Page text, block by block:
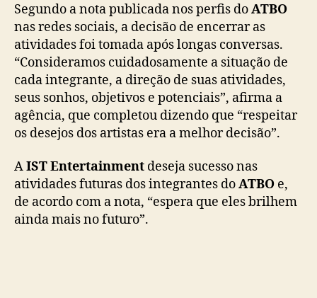
i
a
d
b
a
n
d
o
b
o
— ATBO (@ATBO_ground)December 17, 2025
Segundo a nota publicada nos perfis doATBO
nas redes sociais, a decisão de encerrar as
atividades foi tomada após longas conversas.
“Consideramos cuidadosamente a situação de
cada integrante, a direção de suas atividades,
seus sonhos, objetivos e potenciais”, afirma a
agência, que completou dizendo que “respeitar
os desejos dos artistas era a melhor decisão”.
AIST Entertainment deseja sucesso nas
atividades futuras dos integrantes doATBO e,
de acordo com a nota, “espera que eles brilhem
ainda mais no futuro”.